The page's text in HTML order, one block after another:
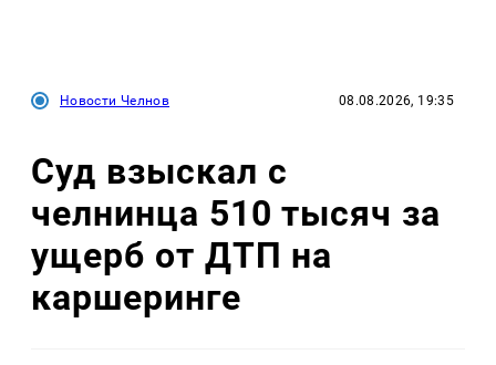
Новости Челнов 08.08.2026, 19:35
Суд взыскал с
челнинца 510 тысяч за
ущерб от ДТП на
каршеринге